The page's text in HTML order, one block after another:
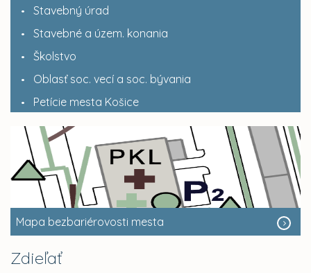
Stavebný úrad
Stavebné a územ. konania
Školstvo
Oblasť soc. vecí a soc. bývania
Petície mesta Košice
Mapa bezbariérovosti mesta
Zdieľať